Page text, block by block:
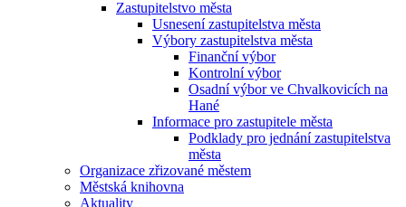
Zastupitelstvo města
Usnesení zastupitelstva města
Výbory zastupitelstva města
Finanční výbor
Kontrolní výbor
Osadní výbor ve Chvalkovicích na
Hané
Informace pro zastupitele města
Podklady pro jednání zastupitelstva
města
Organizace zřizované městem
Městská knihovna
Aktuality